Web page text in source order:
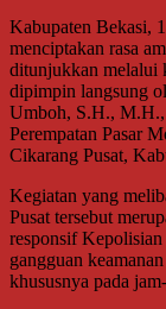
Kabupaten Bekasi,
menciptakan rasa
ditunjukkan melalui
dipimpin langsung
Umboh, S.H., M.H.,
Perempatan Pasar
Cikarang Pusat,
Kegiatan yang
Pusat tersebut
responsif Kepolisian
gangguan
khususnya pada